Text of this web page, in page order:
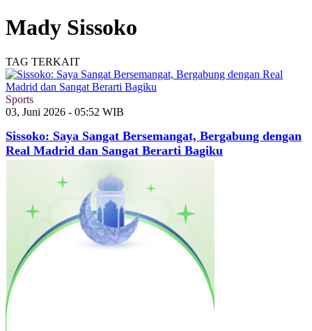
Mady Sissoko
TAG TERKAIT
Sports
03, Juni 2026 - 05:52 WIB
Sissoko: Saya Sangat Bersemangat, Bergabung dengan
Real Madrid dan Sangat Berarti Bagiku